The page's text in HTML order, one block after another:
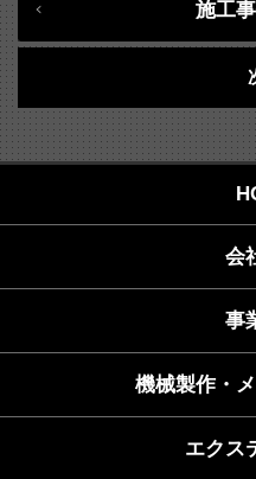
施工
会
事
機械製作・
エクス